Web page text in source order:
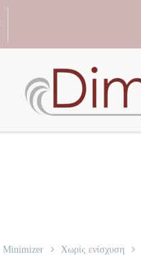
Minimizer Χωρίς ενίσχυση